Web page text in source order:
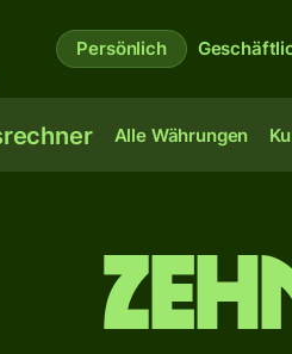
Persönlich
Alle Währungen